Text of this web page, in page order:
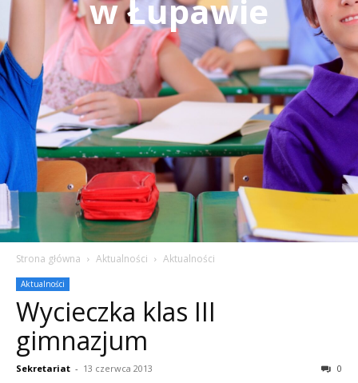
w Łupawie
Strona główna Aktualności Aktualności
Aktualności
Wycieczka klas III
gimnazjum
Sekretariat - 13 czerwca 2013 0